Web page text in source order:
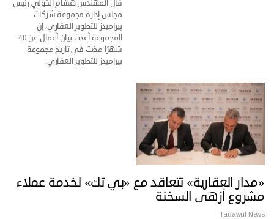
قال المهندس هشام الخولي رئيس
مجلس إدارة مجموعة شركات
بيراميدز للتطوير العقاري، إن
المجموعة أعدت بيان أعمال عن 40
شهرًا مضت في تاريخ مجموعة
بيراميدز للتطوير العقاري.
«مدار العقارية» تتعاقد مع «بي تك» لخدمة عملاء
مشروع أزهى السخنة
Tadawul News